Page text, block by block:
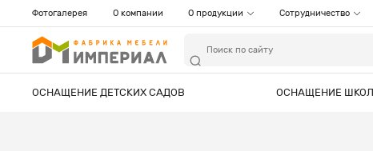
Фотогалерея О компании О продукции Сотрудничество
ОСНАЩЕНИЕ ДЕТСКИХ САДОВ ОСНАЩЕНИЕ ШКОЛ